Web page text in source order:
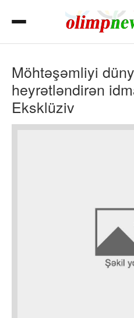
Möhtəşəmliyi
heyrətləndirən
Eksklüziv